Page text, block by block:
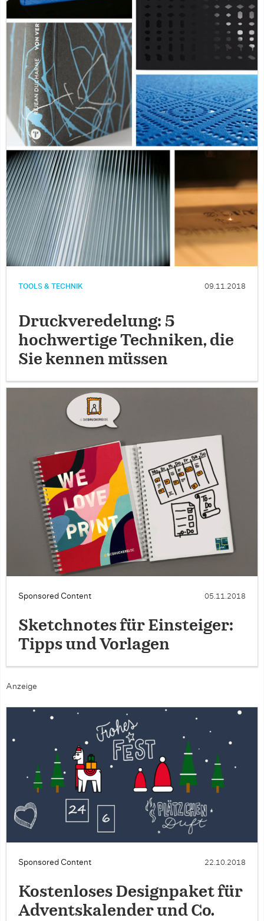
TOOLS & TECHNIK 09.11.2018
Druckveredelung: 5
hochwertige Techniken, die
Sie kennen müssen
Sponsored Content 05.11.2018
Sketchnotes für Einsteiger:
Tipps und Vorlagen
Anzeige
Sponsored Content 22.10.2018
Kostenloses Designpaket für
Adventskalender und Co.